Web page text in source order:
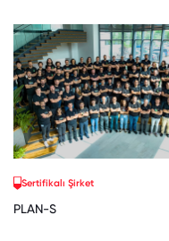
Sertifikalı Şirket
PLAN-S